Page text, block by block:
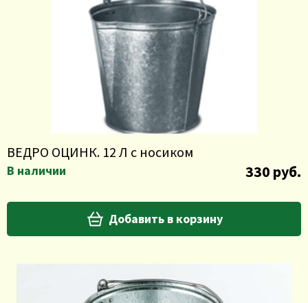
ВЕДРО ОЦИНК. 12 Л с носиком
В наличии 330 руб.
Добавить в корзину